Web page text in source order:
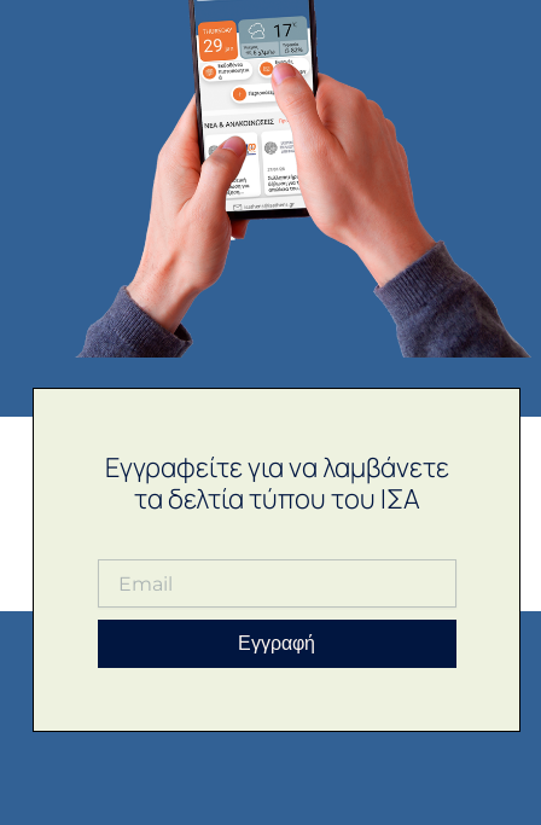
Εγγραφείτε για να λαμβάνετε
τα δελτία τύπου του ΙΣΑ
Εγγραφή